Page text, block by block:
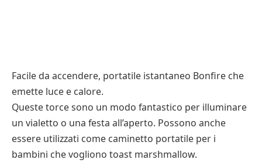
Facile da accendere, portatile istantaneo Bonfire che
emette luce e calore.
Queste torce sono un modo fantastico per illuminare
un vialetto o una festa all’aperto. Possono anche
essere utilizzati come caminetto portatile per i
bambini che vogliono toast marshmallow.